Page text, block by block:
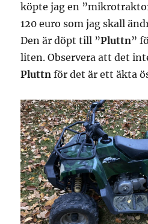
köpte jag en
120 euro som jag skall
Den är döpt till ”Pluttn”
liten. Observera att det
Pluttn för det är ett äkta